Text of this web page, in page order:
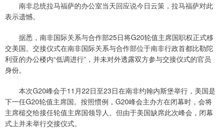
南非总统拉马福萨的办公室当天回应说今日云策，拉马福萨对此
表示遗憾。
据悉，南非国际关系与合作部25日将G20轮值主席国职权正式移
交美国。交接仪式在南非国际关系与合作部位于南非行政首都比勒陀
利亚的办公楼内“低调进行”，并未对外透露双方参与交接仪式的官员
身份。
本次G20峰会于11月22日至23日在南非约翰内斯堡举行，美国是
下一任G20轮值主席国。按照惯例，G20峰会主办方在闭幕时，会将
主席槌交给接任轮值主席国领导人。但由于美国缺席此次峰会，闭幕
式上并未举行交接仪式。